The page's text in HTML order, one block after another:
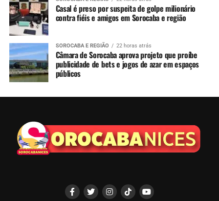
Casal é preso por suspeita de golpe milionário
contra fiéis e amigos em Sorocaba e região
SOROCABA E REGIÃO 22 horas atrás
Câmara de Sorocaba aprova projeto que proíbe
publicidade de bets e jogos de azar em espaços
públicos